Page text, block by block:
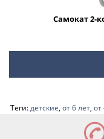
Самокат 2-
Теги:детские, от 6 лет, от